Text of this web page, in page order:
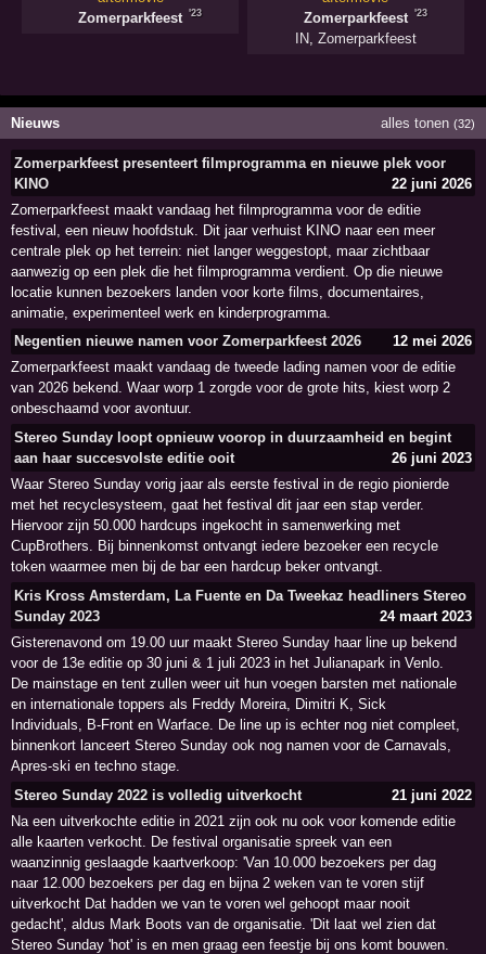
Zomerparkfeest
'23
Zomerparkfeest
'23
IN Zomerparkfeest
Nieuws alles tonen (32)
Zomerparkfeest presenteert filmprogramma en nieuwe plek voor
KINO
22 juni 2026
Zomerparkfeest maakt vandaag het filmprogramma voor de editie
festival, een nieuw hoofdstuk. Dit jaar verhuist KINO naar een meer
centrale plek op het terrein: niet langer weggestopt, maar zichtbaar
aanwezig op een plek die het filmprogramma verdient. Op die nieuwe
locatie kunnen bezoekers landen voor korte films, documentaires,
animatie, experimenteel werk en kinderprogramma.
Negentien nieuwe namen voor Zomerparkfeest 2026
12 mei 2026
Zomerparkfeest maakt vandaag de tweede lading namen voor de editie
van 2026 bekend. Waar worp 1 zorgde voor de grote hits, kiest worp 2
onbeschaamd voor avontuur.
Stereo Sunday loopt opnieuw voorop in duurzaamheid en begint
aan haar succesvolste editie ooit
26 juni 2023
Waar Stereo Sunday vorig jaar als eerste festival in de regio pionierde
met het recyclesysteem, gaat het festival dit jaar een stap verder.
Hiervoor zijn 50.000 hardcups ingekocht in samenwerking met
CupBrothers. Bij binnenkomst ontvangt iedere bezoeker een recycle
token waarmee men bij de bar een hardcup beker ontvangt.
Kris Kross Amsterdam, La Fuente en Da Tweekaz headliners Stereo
Sunday 2023
24 maart 2023
Gisterenavond om 19.00 uur maakt Stereo Sunday haar line up bekend
voor de 13e editie op 30 juni & 1 juli 2023 in het Julianapark in Venlo.
De mainstage en tent zullen weer uit hun voegen barsten met nationale
en internationale toppers als Freddy Moreira, Dimitri K, Sick
Individuals, B-Front en Warface. De line up is echter nog niet compleet,
binnenkort lanceert Stereo Sunday ook nog namen voor de Carnavals,
Apres-ski en techno stage.
Stereo Sunday 2022 is volledig uitverkocht
21 juni 2022
Na een uitverkochte editie in 2021 zijn ook nu ook voor komende editie
alle kaarten verkocht. De festival organisatie spreek van een
waanzinnig geslaagde kaartverkoop: 'Van 10.000 bezoekers per dag
naar 12.000 bezoekers per dag en bijna 2 weken van te voren stijf
uitverkocht Dat hadden we van te voren wel gehoopt maar nooit
gedacht', aldus Mark Boots van de organisatie. 'Dit laat wel zien dat
Stereo Sunday 'hot' is en men graag een feestje bij ons komt bouwen.